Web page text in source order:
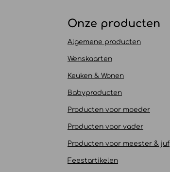
Onze producten
Algemene producten
Wenskaarten
Keuken & Wonen
Babyproducten
Producten voor moeder
Producten voor vader
Producten voor meester & juf
Feestartikelen